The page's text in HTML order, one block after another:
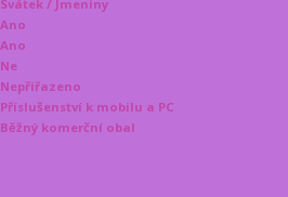
Svátek / Jmeniny
Ano
Ano
Ne
Nepřiřazeno
Příslušenství k mobilu a PC
Běžný komerční obal